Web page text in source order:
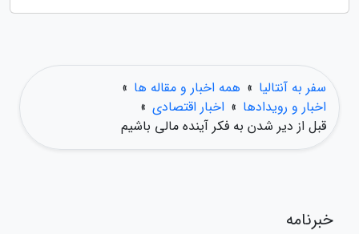
سفر به آنتالیا » همه اخبار و مقاله ها »
اخبار و رویدادها » اخبار اقتصادی »
قبل از دیر شدن به فکر آینده مالی باشیم
خبرنامه